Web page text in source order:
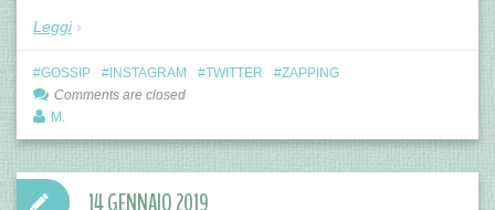
Leggi
GOSSIP INSTAGRAM TWITTER
ZAPPING
Comments are closed
M.
14 GENNAIO 2019